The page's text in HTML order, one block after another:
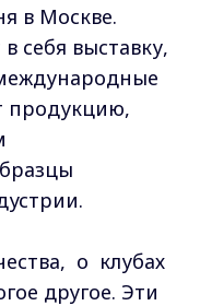
в Москве.
себя выставку,
продукцию,
о клубах
другое. Эти